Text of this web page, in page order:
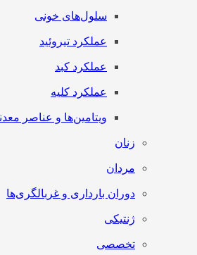
سلول‌های خونی
عملکرد تیروئید
عملکرد کبد
عملکرد کلیه
ویتامین‌ها و عناصر
زنان
مردان
دوران بارداری و غربالگری‌ها
ژنتیکی
تخصصی